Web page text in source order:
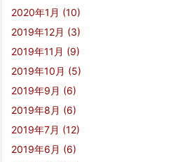
2020年1月 (10)
2019年12月 (3)
2019年11月 (9)
2019年10月 (5)
2019年9月 (6)
2019年8月 (6)
2019年7月 (12)
2019年6月 (6)